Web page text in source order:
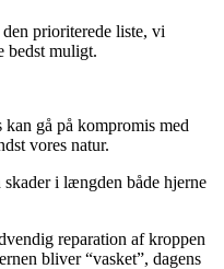
prioriterede liste, vi
bedst muligt.
gå på kompromis med
vores natur.
i længden både hjerne
reparation af kroppen
bliver “vasket”, dagens